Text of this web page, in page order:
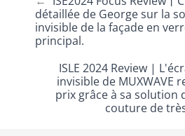
détaillée de George sur la
invisible de la façade en
principal.
ISLE 2024 Review |
invisible de MUXWAVE
prix grâce à sa solution
couture de